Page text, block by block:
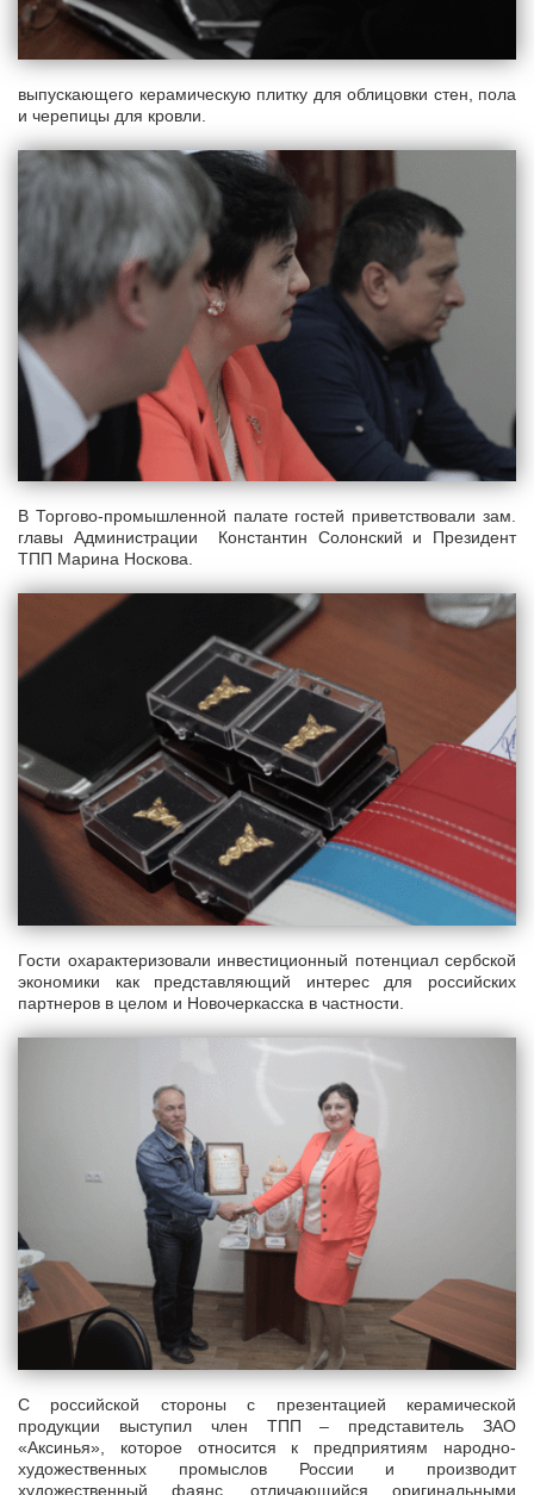
выпускающего керамическую плитку для облицовки стен, пола
и черепицы для кровли.
В Торгово-промышленной палате гостей приветствовали зам.
главы Администрации Константин Солонский и Президент
ТПП Марина Носкова.
Гости охарактеризовали инвестиционный потенциал сербской
экономики как представляющий интерес для российских
партнеров в целом и Новочеркасска в частности.
С российской стороны с презентацией керамической
продукции выступил член ТПП – представитель ЗАО
«Аксинья», которое относится к предприятиям народно-
художественных промыслов России и производит
художественный фаянс, отличающийся оригинальными